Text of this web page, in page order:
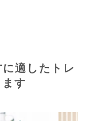
適したトレ
す